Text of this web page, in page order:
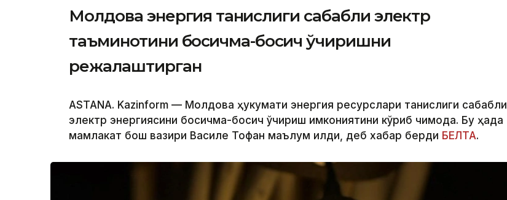
Молдова энергия танқислиги сабабли электр
таъминотини босқичма-босқич ўчиришни
режалаштирган
ASTANA. Kazinform — Молдова ҳукумати энергия ресурслари танқислиги сабабли
электр энергиясини босқичма-босқич ўчириш имкониятини кўриб чиқмоқда. Бу ҳақда
мамлакат бош вазири Василе Тофан маълум қилди, деб хабар берди БЕЛТА.